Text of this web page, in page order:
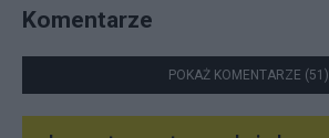
Komentarze
POKAŻ KOMENTARZE (51)